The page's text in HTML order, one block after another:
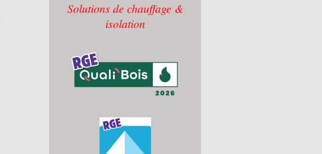
Solutions de chauffage &
isolation